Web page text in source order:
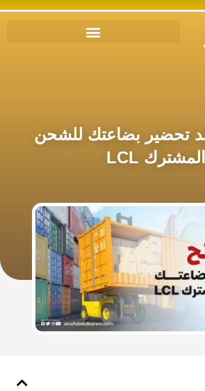
تحضير بضاعتك للشحن
المشترك LCL